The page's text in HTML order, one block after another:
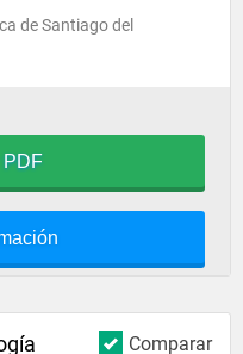
de Santiago del
PDF
Comparar